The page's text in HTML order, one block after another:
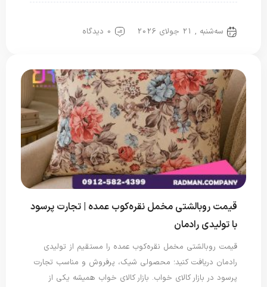
سه‌شنبه , 21 جولای 2026 0 دیدگاه
قیمت روبالشتی مخمل نقره‌کوب عمده | تجارت پرسود
با تولیدی رادمان
قیمت روبالشتی مخمل نقره‌کوب عمده را مستقیم از تولیدی
رادمان دریافت کنید؛ محصولی شیک، پرفروش و مناسب تجارت
پرسود در بازار کالای خواب. بازار کالای خواب همیشه یکی از